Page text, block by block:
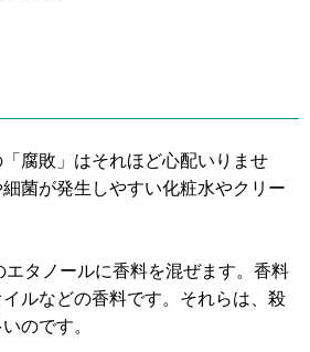
腐敗」はそれほど心配いりませ
菌が発生しやすい化粧水やクリー
タノールに香料を混ぜます。香料
ルなどの香料です。それらは、殺
のです。